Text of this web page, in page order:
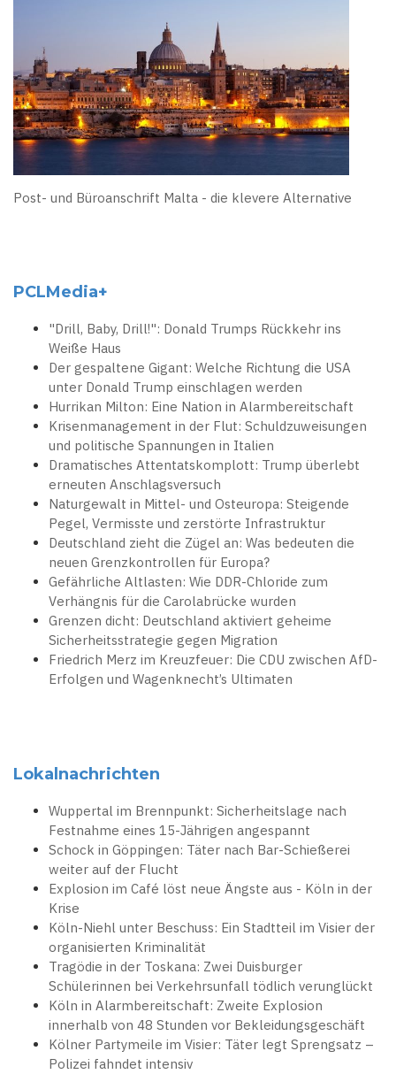
Post- und Büroanschrift Malta - die klevere Alternative
PCLMedia+
"Drill, Baby, Drill!": Donald Trumps Rückkehr ins
Weiße Haus
Der gespaltene Gigant: Welche Richtung die USA
unter Donald Trump einschlagen werden
Hurrikan Milton: Eine Nation in Alarmbereitschaft
Krisenmanagement in der Flut: Schuldzuweisungen
und politische Spannungen in Italien
Dramatisches Attentatskomplott: Trump überlebt
erneuten Anschlagsversuch
Naturgewalt in Mittel- und Osteuropa: Steigende
Pegel, Vermisste und zerstörte Infrastruktur
Deutschland zieht die Zügel an: Was bedeuten die
neuen Grenzkontrollen für Europa?
Gefährliche Altlasten: Wie DDR-Chloride zum
Verhängnis für die Carolabrücke wurden
Grenzen dicht: Deutschland aktiviert geheime
Sicherheitsstrategie gegen Migration
Friedrich Merz im Kreuzfeuer: Die CDU zwischen AfD-
Erfolgen und Wagenknecht’s Ultimaten
Lokalnachrichten
Wuppertal im Brennpunkt: Sicherheitslage nach
Festnahme eines 15-Jährigen angespannt
Schock in Göppingen: Täter nach Bar-Schießerei
weiter auf der Flucht
Explosion im Café löst neue Ängste aus - Köln in der
Krise
Köln-Niehl unter Beschuss: Ein Stadtteil im Visier der
organisierten Kriminalität
Tragödie in der Toskana: Zwei Duisburger
Schülerinnen bei Verkehrsunfall tödlich verunglückt
Köln in Alarmbereitschaft: Zweite Explosion
innerhalb von 48 Stunden vor Bekleidungsgeschäft
Kölner Partymeile im Visier: Täter legt Sprengsatz –
Polizei fahndet intensiv